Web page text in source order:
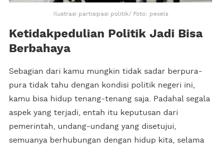
Ilustrasi partisipasi politik/ Foto: pexels
Ketidakpedulian Politik Jadi Bisa
Berbahaya
Sebagian dari kamu mungkin tidak sadar berpura-
pura tidak tahu dengan kondisi politik negeri ini,
kamu bisa hidup tenang-tenang saja. Padahal segala
aspek yang terjadi, entah itu keputusan dari
pemerintah, undang-undang yang disetujui,
semuanya berhubungan dengan hidup kita, selama